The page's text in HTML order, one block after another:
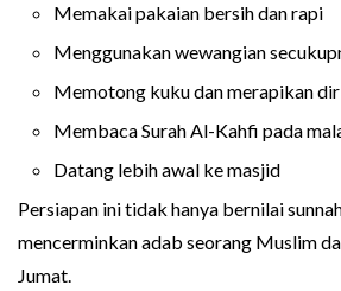
Memakai pakaian bersih dan rapi
Menggunakan wewangian
Memotong kuku dan merapikan
Membaca Surah Al-Kahfi pada
Datang lebih awal ke masjid
Persiapan ini tidak hanya bernilai
mencerminkan adab seorang Muslim
Jumat.